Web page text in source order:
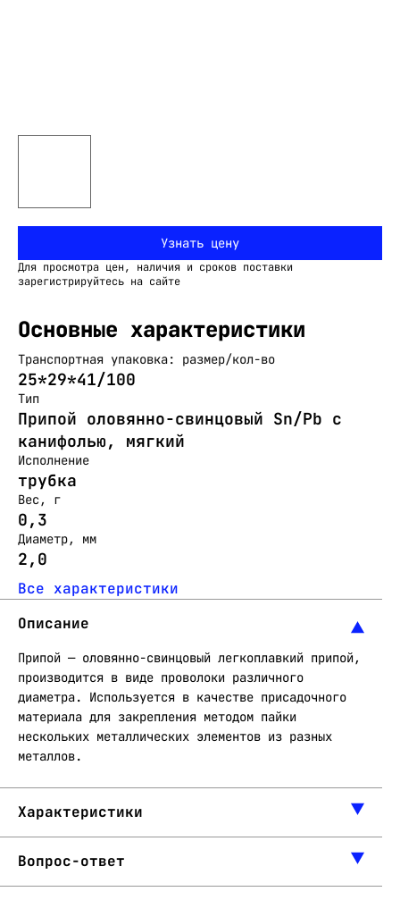
Узнать цену
Для просмотра цен, наличия и сроков поставки
зарегистрируйтесь на сайте
Основные характеристики
Транспортная упаковка: размер/кол-во
25*29*41/100
Тип
Припой оловянно-свинцовый Sn/Pb с
канифолью, мягкий
Исполнение
трубка
Вес, г
0,3
Диаметр, мм
2,0
Все характеристики
Описание
Припой — оловянно-свинцовый легкоплавкий припой,
производится в виде проволоки различного
диаметра. Используется в качестве присадочного
материала для закрепления методом пайки
нескольких металлических элементов из разных
металлов.
Характеристики
Вопрос-ответ